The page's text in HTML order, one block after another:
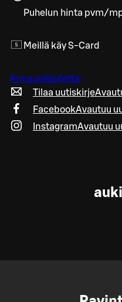
Puhelun hinta pvm/
Meillä käy S-Card
Anna palautetta
Tilaa uutiskirje
FacebookAvautuu
InstagramAvautuu